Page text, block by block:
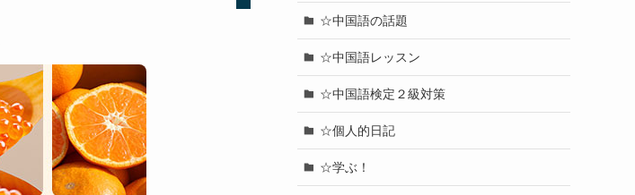
☆中国語の話題
☆中国語レッスン
☆中国語検定２級対策
☆個人的日記
☆学ぶ！